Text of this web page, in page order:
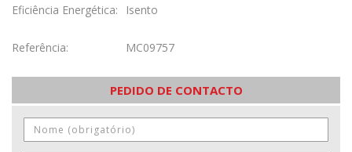
Eficiência Energética: Isento
Referência: MC09757
PEDIDO DE CONTACTO